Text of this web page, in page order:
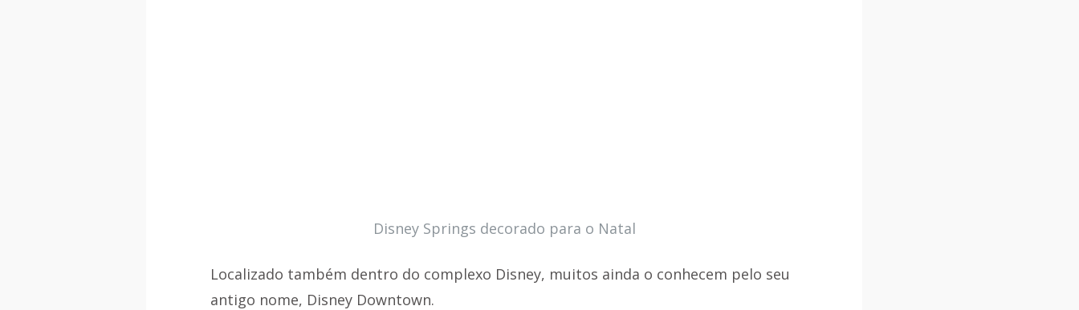
Disney Springs decorado para o Natal
Localizado também dentro do complexo Disney, muitos ainda o conhecem pelo seu
antigo nome, Disney Downtown.